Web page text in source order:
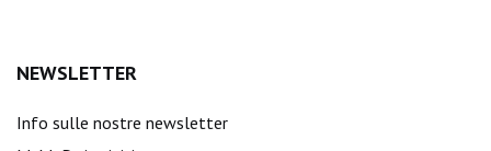
NEWSLETTER
Info sulle nostre newsletter